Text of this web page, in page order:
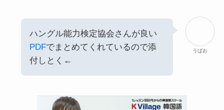
うぱお
ハングル能力検定協会さんが良い
PDFでまとめてくれているので添
付しとく←